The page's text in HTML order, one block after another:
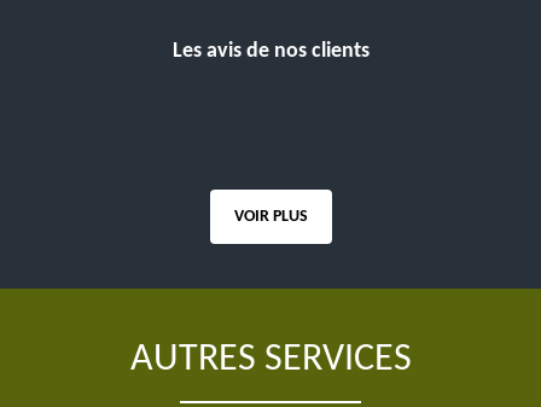
Les avis de nos clients
VOIR PLUS
AUTRES SERVICES